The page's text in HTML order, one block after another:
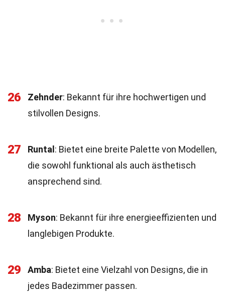
26 Zehnder: Bekannt für ihre hochwertigen und
stilvollen Designs.
27 Runtal : Bietet eine breite Palette von Modellen,
die sowohl funktional als auch ästhetisch
ansprechend sind.
28 Myson: Bekannt für ihre energieeffizienten und
langlebigen Produkte.
29 Amba: Bietet eine Vielzahl von Designs, die in
jedes Badezimmer passen.